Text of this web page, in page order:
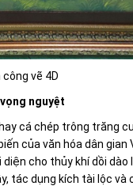
vẽ 4D
nguyệt
cá chép trông trăng
của văn hóa dân gian
cho thủy khí dồi dào
tác dụng kích tài lộc và